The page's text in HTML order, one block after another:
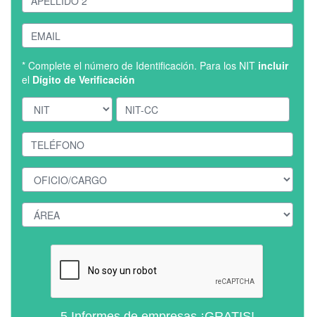
* Complete el número de Identificación. Para los NIT incluir
el Dígito de Verificación